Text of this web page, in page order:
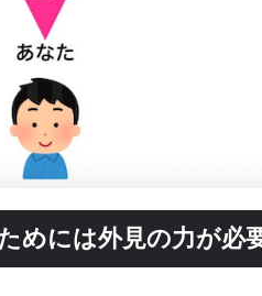
めには外見の力が必